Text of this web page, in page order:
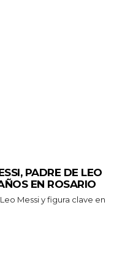
PADRE DE LEO
EN ROSARIO
Messi y figura clave en